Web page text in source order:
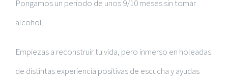
Pongamos un periodo de unos 9/10 meses sin tomar
alcohol.
Empiezas a reconstruir tu vida, pero inmerso en holeadas
de distintas experiencia positivas de escucha y ayudas